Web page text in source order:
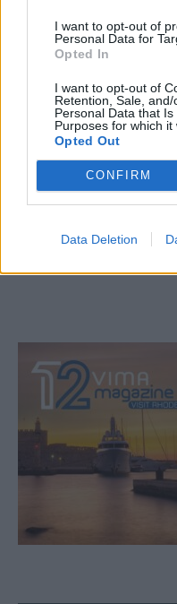
I want to opt-out of
Personal Data for
Opted In
I want to opt-out of
Retention, Sale,
Personal Data that
Purposes for which it
Opted Out
CONFIRM
Data Deletion